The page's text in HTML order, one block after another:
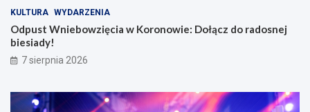
KULTURA WYDARZENIA
Odpust Wniebowzięcia w Koronowie: Dołącz do radosnej
biesiady!
7 sierpnia 2026